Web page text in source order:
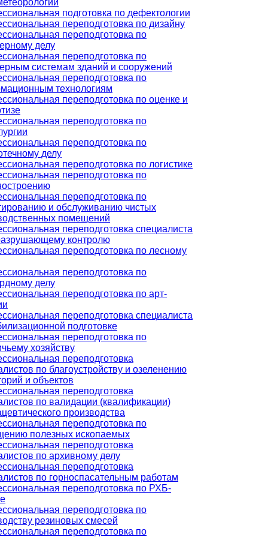
подготовка по дефектологии
переподготовка по дизайну
переподготовка по
делу
переподготовка по
системам зданий и сооружений
переподготовка по
технологиям
переподготовка по оценке и
переподготовка по
переподготовка по
делу
переподготовка по логистике
переподготовка по
переподготовка по
и обслуживанию чистых
помещений
переподготовка специалиста
контролю
переподготовка по лесному
переподготовка по
делу
переподготовка по арт-
переподготовка специалиста
подготовке
переподготовка по
хозяйству
переподготовка
по благоустройству и озеленению
и объектов
переподготовка
по валидации (квалификации)
производства
переподготовка по
полезных ископаемых
переподготовка
по архивному делу
переподготовка
по горноспасательным работам
переподготовка по РХБ-
переподготовка по
резиновых смесей
переподготовка по